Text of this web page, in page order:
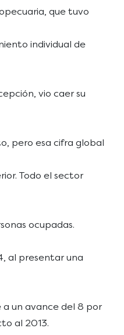
que tuvo
individual de
vio caer su
pero esa cifra global
Todo el sector
ocupadas.
al presentar una
un avance del 8 por
al 2013.